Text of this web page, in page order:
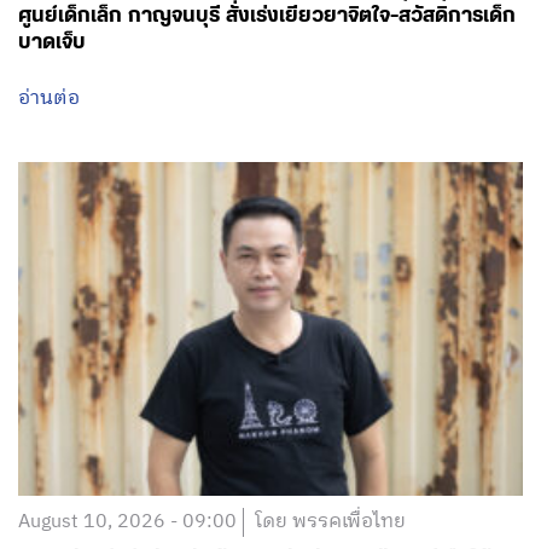
ศูนย์เด็กเล็ก กาญจนบุรี สั่งเร่งเยียวยาจิตใจ-สวัสดิการเด็ก
บาดเจ็บ
อ่านต่อ
August 10, 2026 - 09:00 โดย พรรคเพื่อไทย